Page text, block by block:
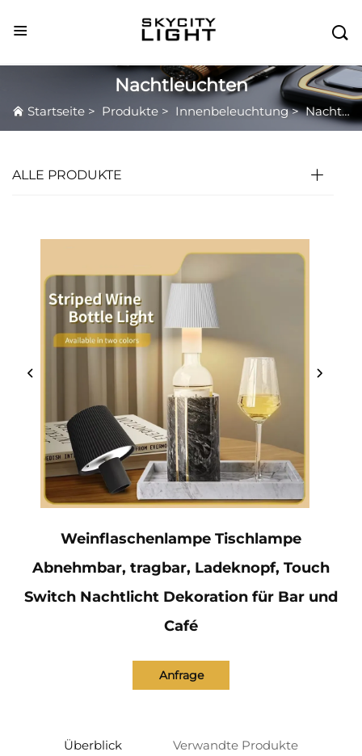

Nachtleuchten
Startseite > Produkte > Innenbeleuchtung>Nachtleuchten
ALLE PRODUKTE
Weinflaschenlampe Tischlampe
Abnehmbar, tragbar, Ladeknopf, Touch
Switch Nachtlicht Dekoration für Bar und
Café
Anfrage
Überblick Verwandte Produkte